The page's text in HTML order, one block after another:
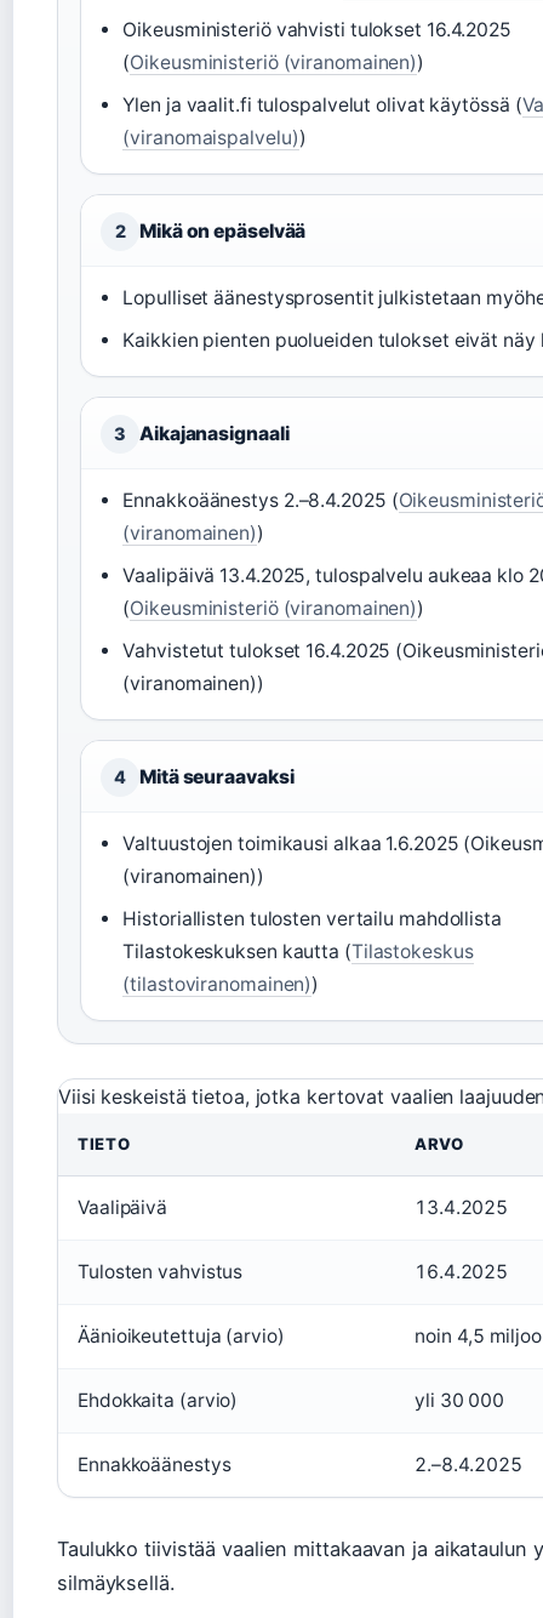
Oikeusministeriö vahvisti tulokset 16.4.2025
(Oikeusministeriö (viranomainen))
Ylen ja vaalit.fi tulospalvelut olivat käytössä (
(viranomaispalvelu))
2 Mikä on epäselvää
Lopulliset äänestysprosentit julkistetaan
Kaikkien pienten puolueiden tulokset eivät näy
3 Aikajanasignaali
Ennakkoäänestys 2.–8.4.2025 (
(viranomainen))
Vaalipäivä 13.4.2025, tulospalvelu aukeaa klo
(Oikeusministeriö (viranomainen))
Vahvistetut tulokset 16.4.2025
(viranomainen))
4 Mitä seuraavaksi
Valtuustojen toimikausi alkaa 1.6.2025
(viranomainen))
Historiallisten tulosten vertailu mahdollista
Tilastokeskuksen kautta (Tilastokeskus
(tilastoviranomainen))
Viisi keskeistä tietoa, jotka kertovat vaalien
TIETO ARVO
Vaalipäivä 13.4.2025
Tulosten vahvistus 16.4.2025
Äänioikeutettuja (arvio) noin 4,5
Ehdokkaita (arvio) yli 30 000
Ennakkoäänestys 2.–8.4.2025
Taulukko tiivistää vaalien mittakaavan ja aikataulun
silmäyksellä.